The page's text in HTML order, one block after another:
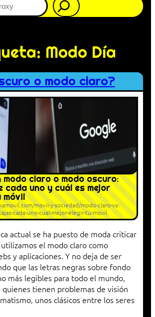
Modo Día
o modo claro?
claro o modo oscuro:
cada uno y cuál es mejor
móvil
movil-y-sociedad/modo-claro-vs-
cada-uno-cual-mejor-elegir-tu-movil
actual se ha puesto de moda criticar
el modo claro como
y aplicaciones. Y no deja de ser
que las letras negras sobre fondo
más legibles para todo el mundo,
tienen problemas de visión
unos clásicos entre los seres